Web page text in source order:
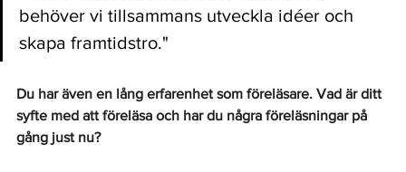
behöver vi tillsammans utveckla idéer och
skapa framtidstro."
Du har även en lång erfarenhet som föreläsare. Vad är ditt
syfte med att föreläsa och har du några föreläsningar på
gång just nu?